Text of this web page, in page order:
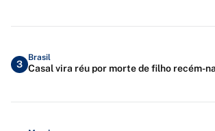
3
Brasil
Casal vira réu por morte de filho recém-